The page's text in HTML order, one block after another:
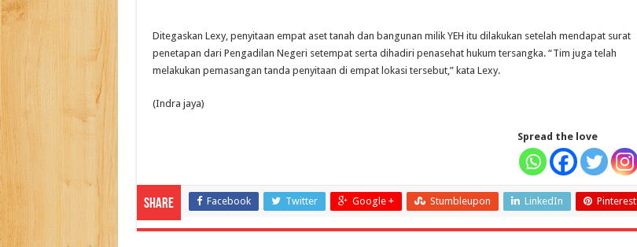
Ditegaskan Lexy, penyitaan empat aset tanah dan bangunan milik YEH itu dilakukan setelah mendapat surat
penetapan dari Pengadilan Negeri setempat serta dihadiri penasehat hukum tersangka. “Tim juga telah
melakukan pemasangan tanda penyitaan di empat lokasi tersebut,” kata Lexy.
(Indra jaya)
Spread the love
Share Facebook Twitter Google + Stumbleupon LinkedIn Pinterest